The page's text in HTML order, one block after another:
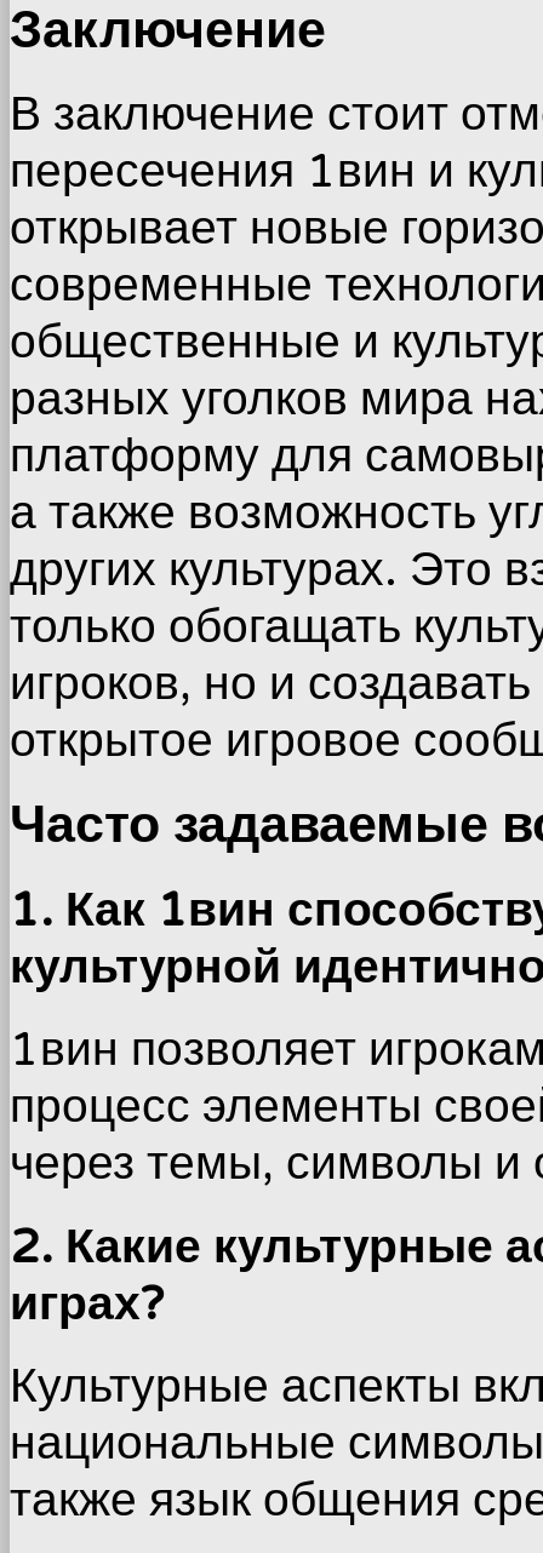
Заключение
В заключение стоит
пересечения 1вин и
открывает новые
современные
общественные и
разных уголков мира
платформу для
а также возможность
других культурах. Это
только обогащать
игроков, но и
открытое игровое
Часто задаваемые
1. Как 1вин
культурной
1вин позволяет
процесс элементы
через темы, символы
2. Какие культурные
играх?
Культурные аспекты
национальные
также язык общения